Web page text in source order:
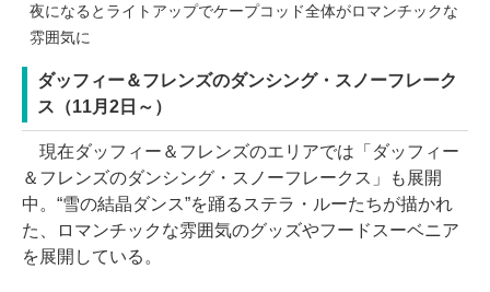
夜になるとライトアップでケープコッド全体がロマンチックな
雰囲気に
ダッフィー＆フレンズのダンシング・スノーフレーク
ス（11月2日～）
現在ダッフィー＆フレンズのエリアでは「ダッフィー
＆フレンズのダンシング・スノーフレークス」も展開
中。“雪の結晶ダンス”を踊るステラ・ルーたちが描かれ
た、ロマンチックな雰囲気のグッズやフードスーベニア
を展開している。